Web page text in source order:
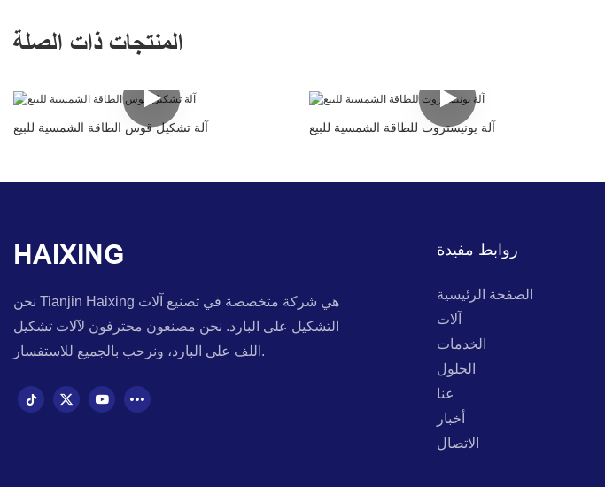
المنتجات ذات الصلة
آلة تشكيل قوس الطاقة الشمسية للبيع آلة يونيستروت للطاقة الشمسية للبيع
HAIXING
نحن Tianjin Haixing هي شركة متخصصة في تصنيع آلات
التشكيل على البارد. نحن مصنعون محترفون لآلات تشكيل
اللف على البارد، ونرحب بالجميع للاستفسار.
روابط مفيدة
الصفحة الرئيسية
آلات
الخدمات
الحلول
عنا
أخبار
الاتصال